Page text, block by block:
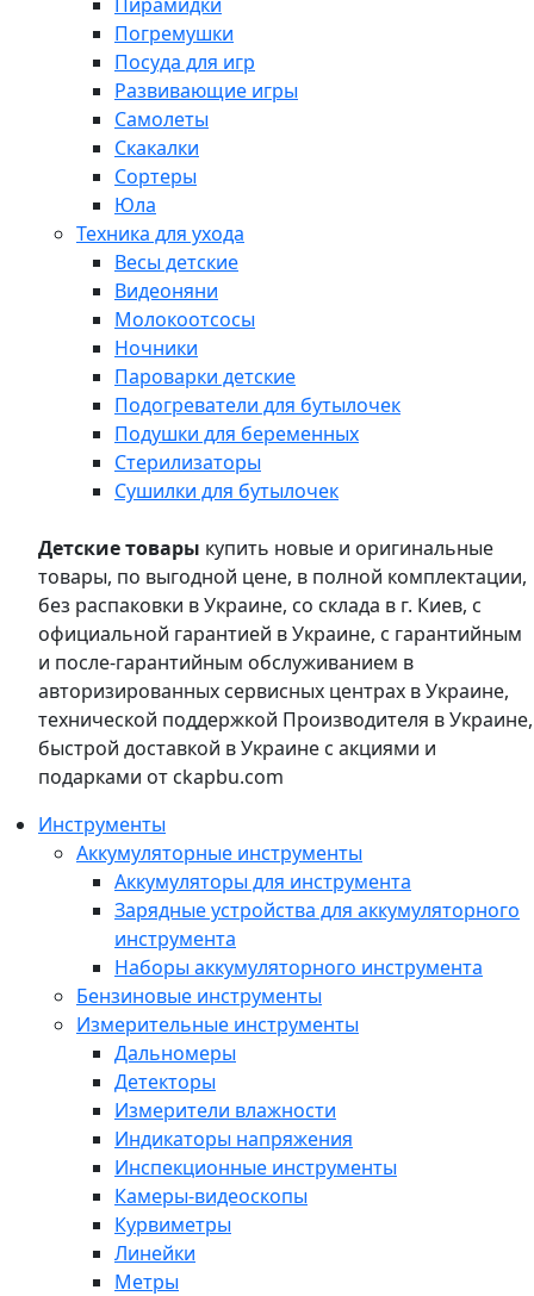
Погремушки
Посуда для игр
Развивающие игры
Самолеты
Скакалки
Сортеры
Юла
Техника для ухода
Весы детские
Видеоняни
Молокоотсосы
Ночники
Пароварки детские
Подогреватели для бутылочек
Подушки для беременных
Стерилизаторы
Сушилки для бутылочек
Детские товары купить новые и оригинальные
товары, по выгодной цене, в полной комплектации,
без распаковки в Украине, со склада в г. Киев, с
официальной гарантией в Украине, с гарантийным
и после-гарантийным обслуживанием в
авторизированных сервисных центрах в Украине,
технической поддержкой Производителя в Украине,
быстрой доставкой в Украине с акциями и
подарками от ckapbu.com
Инструменты
Аккумуляторные инструменты
Аккумуляторы для инструмента
Зарядные устройства для аккумуляторного
инструмента
Наборы аккумуляторного инструмента
Бензиновые инструменты
Измерительные инструменты
Дальномеры
Детекторы
Измерители влажности
Индикаторы напряжения
Инспекционные инструменты
Камеры-видеоскопы
Курвиметры
Линейки
Метры